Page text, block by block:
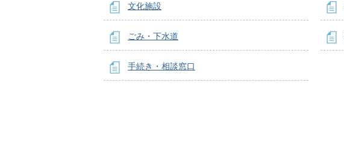
文化施設
ごみ・下水道
手続き・相談窓口